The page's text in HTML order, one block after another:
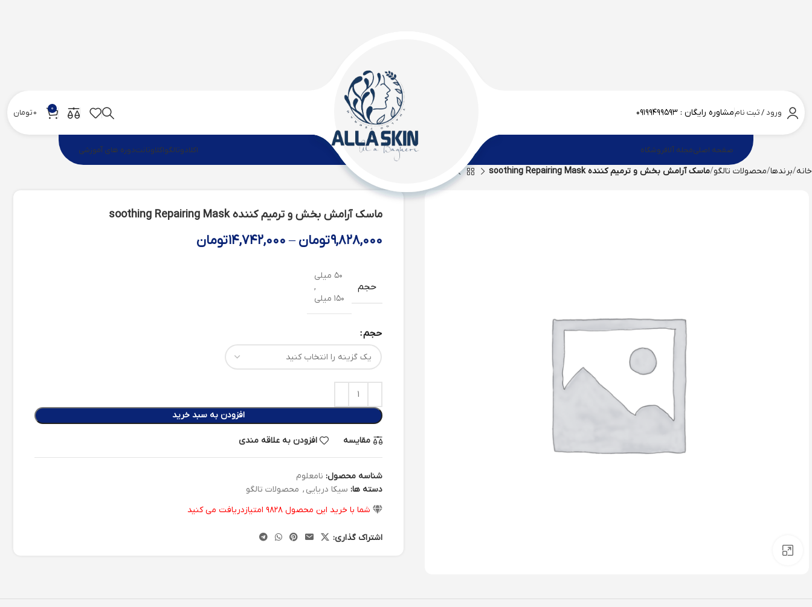
ورود / ثبت ناممشاوره رایگان : ۰۹۱۹۹۴۹۹۵۹۳ 0
0تومان
صفحه اصلیمجله آلافروشگاه اکلادوتالگواکلاوتانتدوره های آموزشی
خانه برندها محصولات تالگو ماسک آرامش بخش و ترمیم کننده soothing Repairing Mask
ماسک آرامش بخش و ترمیم کننده soothing Repairing Mask
۹,۸۲۸,۰۰۰تومان–۱۴,۷۴۲,۰۰۰تومان
حجم
۵۰ میلی
,
۱۵۰ میلی
حجم
افزودن به سبد خرید
مقایسه افزودن به علاقه مندی
شناسه محصول: نامعلوم
دسته ها: سیکا دریایی , محصولات تالگو
شما با خرید این محصول ۹۸۲۸ امتیازدریافت می کنید
اشتراک گذاری: